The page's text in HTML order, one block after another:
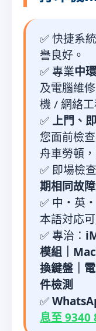
✅ 快捷系
譽良好。
✅ 專業中
及電腦維
機 / 網絡工
✅ 上門、
您面前檢
舟車勞頓
✅ 即場檢
期相同故
✅ 中・英
本語対応
✅ 專治：
模組｜
換鍵盤｜
件檢測
✅
息至 9340